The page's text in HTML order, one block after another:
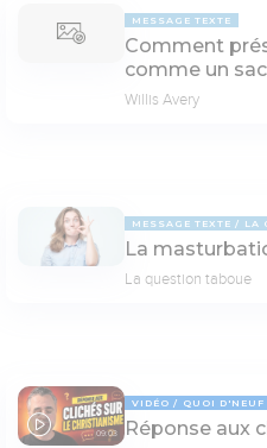
MESSAGE TEXTE
Comment
comme un
Willis Avery
MESSAGE TEXTE LA
La
La question taboue
09:03
VIDÉO QUOI D'NEUF
Réponse aux